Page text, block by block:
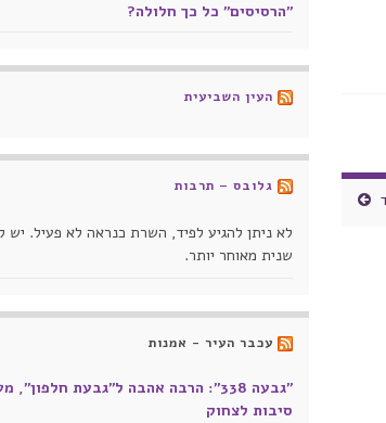
"הרסיסים" כל כך חלולה?
העין השביעית
גלובס – תרבות
לא ניתן להגיע לפיד, השרת כנראה לא פעיל. יש
שנית מאוחר יותר.
עכבר העיר - אמנות
"גבעה 338": הרבה אהבה ל"גבעת
סיבות לצחוק